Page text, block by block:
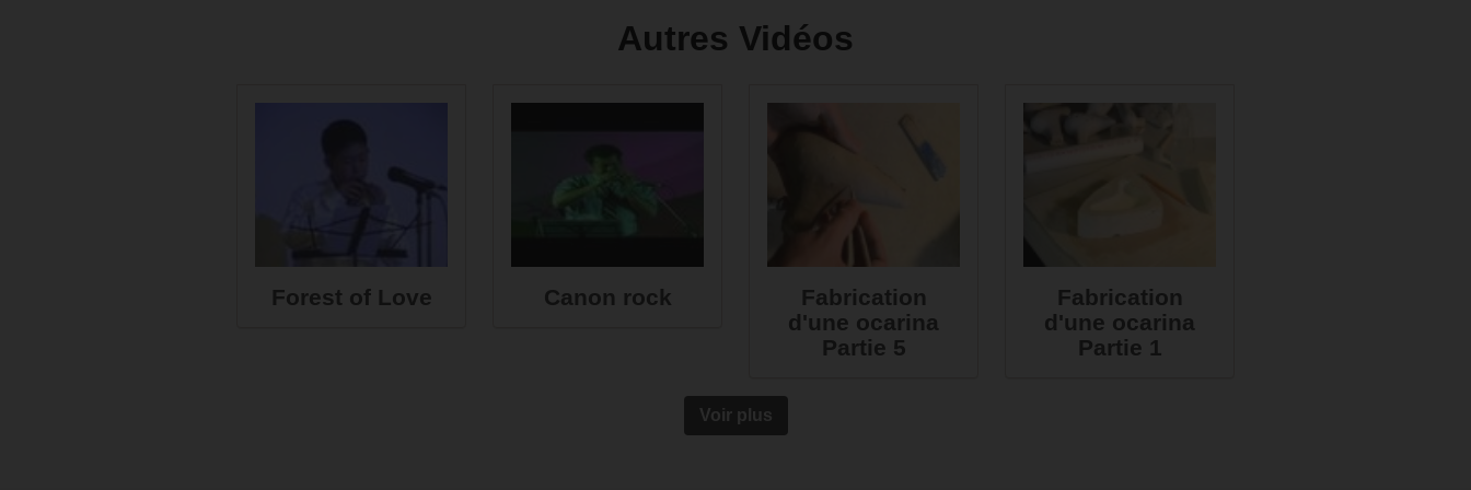
Autres Vidéos
Forest of Love Canon rock
Fabrication
d'une ocarina
Partie 5
Fabrication
d'une ocarina
Partie 1
Voir plus